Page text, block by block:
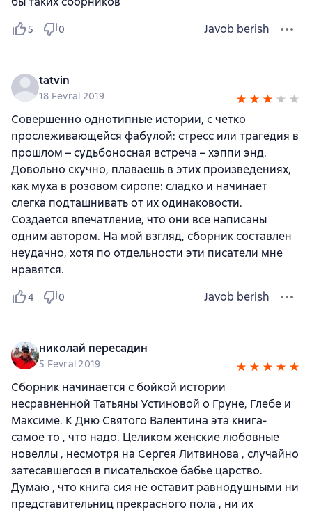
5 0 Javob berish
tatvin
18 Fevral 2019
Совершенно однотипные истории, с четко
прослеживающейся фабулой: стресс или трагедия в
прошлом – судьбоносная встреча – хэппи энд.
Довольно скучно, плаваешь в этих произведениях,
как муха в розовом сиропе: сладко и начинает
слегка подташнивать от их одинаковости.
Создается впечатление, что они все написаны
одним автором. На мой взгляд, сборник составлен
неудачно, хотя по отдельности эти писатели мне
нравятся.
4 0 Javob berish
николай пересадин
5 Fevral 2019
Сборник начинается с бойкой истории
несравненной Татьяны Устиновой о Груне, Глебе и
Максиме. К Дню Святого Валентина эта книга-
самое то , что надо. Целиком женские любовные
новеллы , несмотря на Сергея Литвинова , случайно
затесавшегося в писательское бабье царство.
Думаю , что книга сия не оставит равнодушными ни
представительниц прекрасного пола , ни их